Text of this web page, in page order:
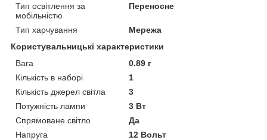
Тип освітлення за
мобільністю
Переносне
Тип харчування
Мережа
Користувальницькі характеристики
Вага
0.89 г
Кількість в наборі
1
Кількість джерел світла
3
Потужність лампи
3 Вт
Спрямоване світло
Да
Напруга
12 Вольт